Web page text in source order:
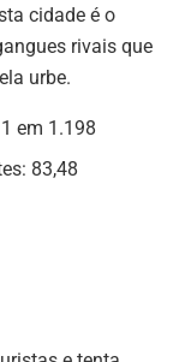
cidade é o
rivais que
urbe.
em 1.198
83,48